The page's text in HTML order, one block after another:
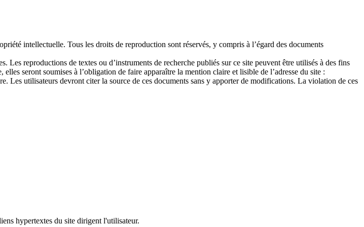
intellectuelle. Tous les droits de reproduction sont réservés, y compris à l’égard des documents
reproductions de textes ou d’instruments de recherche publiés sur ce site peuvent être utilisés à des fins
seront soumises à l’obligation de faire apparaître la mention claire et lisible de l’adresse du site :
utilisateurs devront citer la source de ces documents sans y apporter de modifications. La violation de ces
hypertextes du site dirigent l'utilisateur.